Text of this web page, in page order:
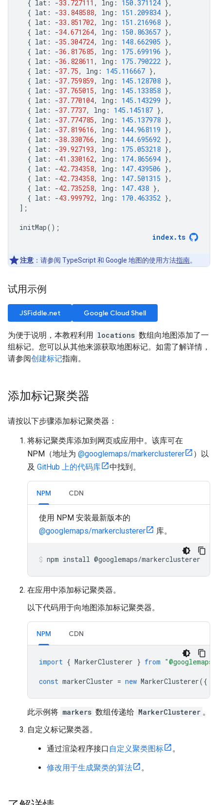
{ lat : -33.727111 , lng : 150.371124 },
{ lat : -33.848588, lng : 151.209834 },
{ lat : -33.851702, lng : 151.216968 },
{ lat : -34.671264, lng : 150.863657 },
{ lat : -35.304724, lng : 148.662905 },
{ lat : -36.817685, lng : 175.699196 },
{ lat : -36.828611 , lng : 175.790222 },
{ lat : -37.75, lng : 145.116667 },
{ lat : -37.759859, lng : 145.128708 },
{ lat : -37.765015, lng : 145.133858 },
{ lat : -37.770104, lng : 145.143299 },
{ lat : -37.7737, lng : 145.145187 },
{ lat : -37.774785, lng : 145.137978 },
{ lat : -37.819616, lng : 144.968119 },
{ lat : -38.330766, lng : 144.695692 },
{ lat : -39.927193, lng : 175.053218 },
{ lat : -41.330162, lng : 174.865694 },
{ lat : -42.734358, lng : 147.439506 },
{ lat : -42.734358, lng : 147.501315 },
{ lat : -42.735258, lng : 147.438 },
{ lat : -43.999792, lng : 170.463352 },
];
initMap();
index. ts
注意 ：请参阅 TypeScript 和 Google 地图的使用方法指南。
试用示例
JSFiddle.net Google Cloud Shell
为便于说明，本教程利用 locations 数组向地图添加了一
组标记。您可以从其他来源获取地图标记。如需了解详情，
请参阅创建标记指南。
添加标记聚类器
请按以下步骤添加标记聚类器：
将标记聚类库添加到网页或应用中。该库可在
NPM（地址为 @googlemaps/markerclusterer
）以
及 GitHub 上的代码库 中找到。
NPM CDN
使用 NPM 安装最新版本的
@googlemaps/markerclusterer
库。
npm install @googlemaps/markerclusterer
在应用中添加标记聚类器。
以下代码用于向地图添加标记聚类器。
NPM CDN
import { MarkerClusterer } from
const markerCluster = new MarkerClusterer({
此示例将 markers 数组传递给 MarkerClusterer 。
自定义标记聚类器。
通过渲染程序接口 自定义聚类图标 。
修改用于生成聚类的算法 。